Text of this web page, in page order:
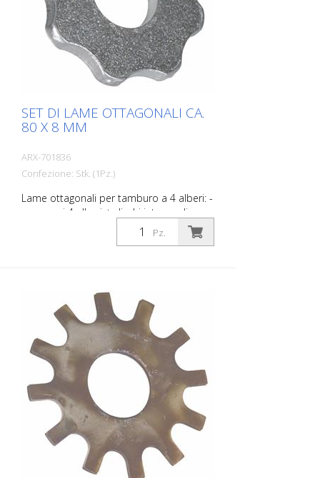
SET DI LAME OTTAGONALI CA.
80 X 8 MM
ARX-701836
Confezione: Stk. (1Pz.)
Lame ottagonali per tamburo a 4 alberi: -
compresi 4 alberi + dischi intermedi per
tamburo a 4 alberi VA 30 S, VA 30 SH Set
di lamelle con inserti in metallo duro, per
vernici 1K. Adatto per Von Arx VA 30, VA
Pz.